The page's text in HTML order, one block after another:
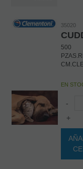
35020
500
EN
-
+